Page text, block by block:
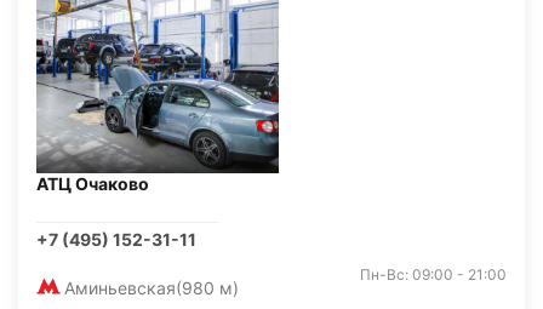
АТЦ Очаково
+7 (495) 152-31-11
Аминьевская(980 м)
Пн-Вс: 09:00 - 21:00